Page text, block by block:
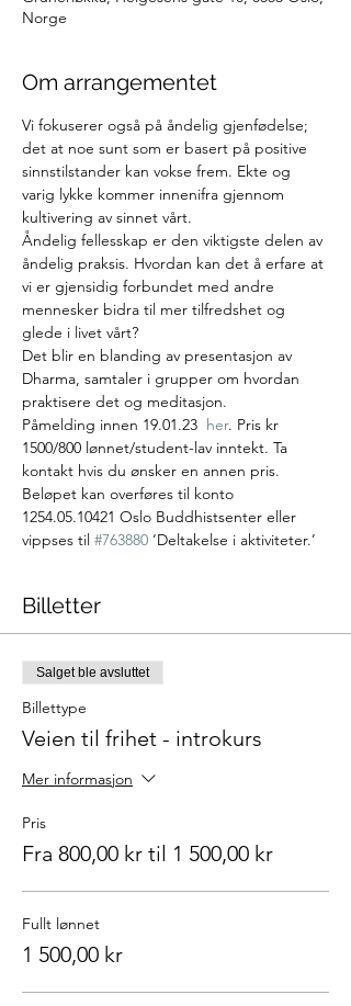
Norge
Om arrangementet
Vi fokuserer også på åndelig gjenfødelse;
det at noe sunt som er basert på positive
sinnstilstander kan vokse frem. Ekte og
varig lykke kommer innenifra gjennom
kultivering av sinnet vårt.
Åndelig fellesskap er den viktigste delen av
åndelig praksis. Hvordan kan det å erfare at
vi er gjensidig forbundet med andre
mennesker bidra til mer tilfredshet og
glede i livet vårt?
Det blir en blanding av presentasjon av
Dharma, samtaler i grupper om hvordan
praktisere det og meditasjon.
Påmelding innen 19.01.23 her. Pris kr
1500/800 lønnet/student-lav inntekt. Ta
kontakt hvis du ønsker en annen pris.
Beløpet kan overføres til konto
1254.05.10421 Oslo Buddhistsenter eller
vippses til #763880 ‘Deltakelse i aktiviteter.’
Billetter
Salget ble avsluttet
Billettype
Veien til frihet - introkurs
Mer informasjon
Pris
Fra 800,00 kr til 1 500,00 kr
Fullt lønnet
1 500,00 kr